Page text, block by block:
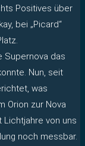
Positives über
bei „Picard“
Supernova das
Nun, seit
was
Orion zur Nova
von uns
noch messbar.